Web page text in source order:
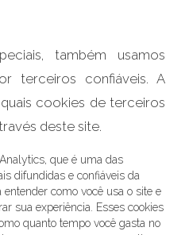
também usamos
terceiros confiáveis. A
cookies de terceiros
deste site.
que é uma das
difundidas e confiáveis ​​da
como você usa o site e
sua experiência. Esses cookies
quanto tempo você gasta no